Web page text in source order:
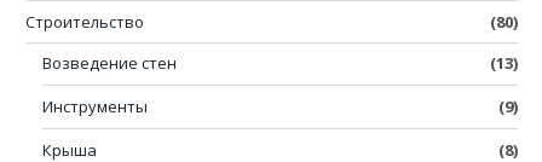
Строительство
(80)
Возведение стен
(13)
Инструменты
(9)
Крыша
(8)